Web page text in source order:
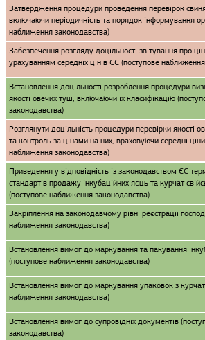
Затвердження процедури проведення перевірок
включаючи періодичність та порядок інформування
наближення законодавства)
Забезпечення розгляду доцільності звітування про
урахуванням середніх цін в ЄС (поступове
Встановлення доцільності розроблення процедури
якості овечих туш, включаючи їх класифікацію
законодавства)
Розглянути доцільність процедури перевірки якості
та контроль за цінами на них, враховуючи середні
наближення законодавства)
Приведення у відповідність із законодавством ЄС
cтандартів продажу інкубаційних яєць та курчат
(поступове наближення законодавства)
Закріплення на законодавчому рівні реєстрації
наближення законодавства)
Встановлення вимог до маркування та пакування
(поступове наближення законодавства)
Встановлення вимог до маркування упаковок з
наближення законодавства)
Встановлення вимог до супровідніх документів
законодавства)